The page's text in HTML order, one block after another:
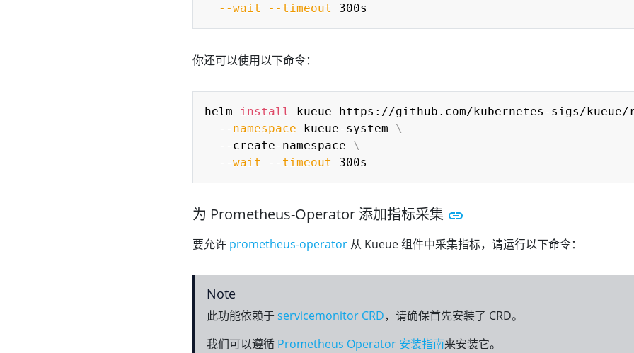
--wait
--timeout
你还可以使用以下命令：
helm install kueue https://github.com/kubernetes-sigs/
--namespace kueue-system \
  --create-namespace
\
--wait
--timeout
为 Prometheus-Operator 添加指标采集
要允许 prometheus-operator 从 Kueue 组件中采集指标，请运行以下命令：
Note
此功能依赖于servicemonitor CRD，请确保首先安装了 CRD。
我们可以遵循 Prometheus Operator 安装指南来安装它。